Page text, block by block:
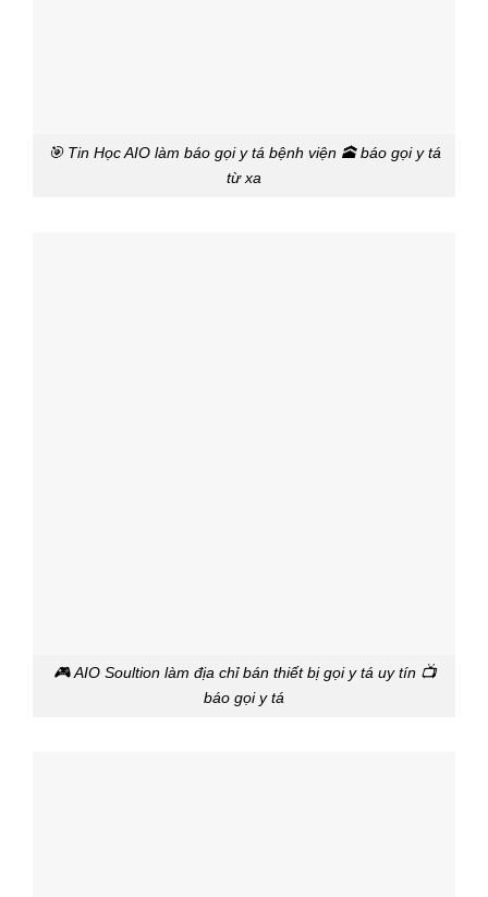
🎯 Tin Học AIO làm báo gọi y tá bệnh viện 🕋 báo gọi y tá
từ xa
🎮 AIO Soultion làm địa chỉ bán thiết bị gọi y tá uy tín 📺
báo gọi y tá